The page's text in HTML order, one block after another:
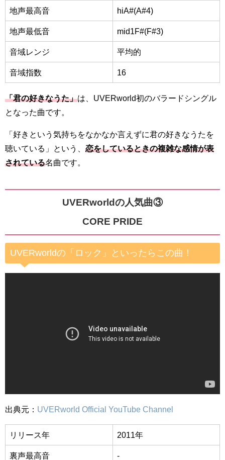
地声最高音 hiA#(A#4)
地声最低音 mid1F#(F#3)
音域レンジ 平均的
音域指数 16
「君の好きなうた」は、UVERworld初のバラードシングル
となった曲です。
「好きという気持ちをなかなか言えずに君の好きなうたを
聴いている」という、 恋をしているときの複雑な感情が表
されている名曲です。
UVERworldの人気曲③
CORE PRIDE
UVERworldの「ロック」といったらこの曲！
出典元： UVERworld Official YouTube Channel
リリース年 2011年
裏声最高音 -